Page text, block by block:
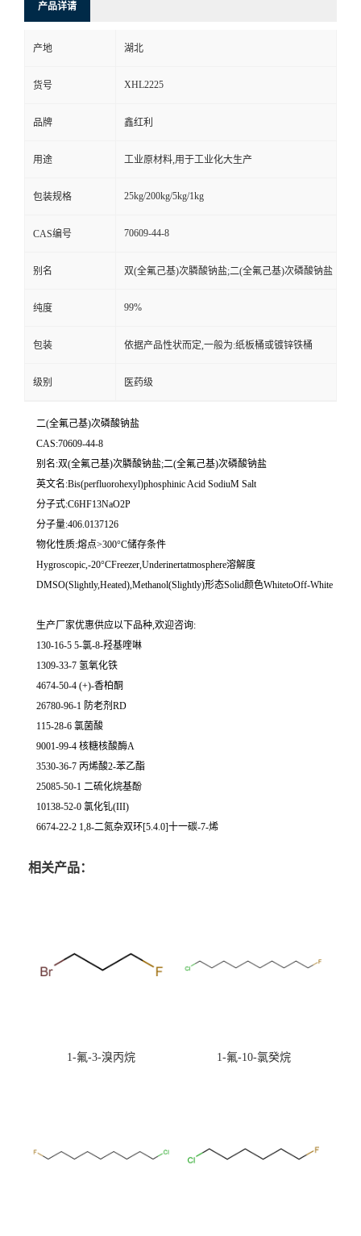
产品详请
产地 湖北
货号 XHL2225
品牌 鑫红利
用途 工业原材料,用于工业化大生产
包装规格 25kg/200kg/5kg/1kg
CAS编号 70609-44-8
别名 双(全氟己基)次膦酸钠盐;二(全氟己基)次磷酸钠盐
纯度 99%
包装 依据产品性状而定,一般为:纸板桶或镀锌铁桶
级别 医药级
二(全氟己基)次磷酸钠盐
CAS:70609-44-8
别名:双(全氟己基)次膦酸钠盐;二(全氟己基)次磷酸钠盐
英文名:Bis(perfluorohexyl)phosphinic Acid SodiuM Salt
分子式:C6HF13NaO2P
分子量:406.0137126
物化性质:熔点>300°C储存条件
Hygroscopic,-20°CFreezer,Underinertatmosphere溶解度
DMSO(Slightly,Heated),Methanol(Slightly)形态Solid颜色WhitetoOff-White
生产厂家优惠供应以下品种,欢迎咨询:
130-16-5 5-氯-8-羟基喹啉
1309-33-7 氢氧化铁
4674-50-4 (+)-香柏酮
26780-96-1 防老剂RD
115-28-6 氯菌酸
9001-99-4 核糖核酸酶A
3530-36-7 丙烯酸2-苯乙酯
25085-50-1 二硫化烷基酚
10138-52-0 氯化钆(III)
6674-22-2 1,8-二氮杂双环[5.4.0]十一碳-7-烯
相关产品：
1-氟-3-溴丙烷 1-氟-10-氯癸烷